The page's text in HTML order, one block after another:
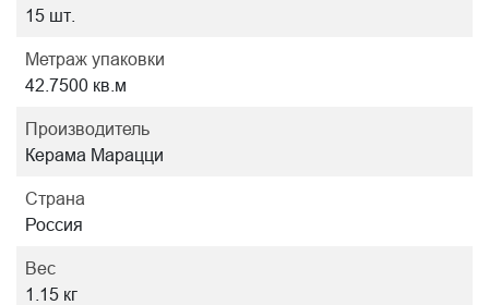
15 шт.
Метраж упаковки
42.7500 кв.м
Производитель
Керама Марацци
Страна
Россия
Вес
1.15 кг